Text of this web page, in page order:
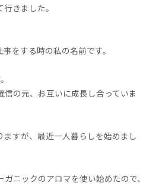
きました。
をする時の私の名前です。
の元、お互いに成長し合っていま
ますが、最近一人暮らしを始めまし
ニックのアロマを使い始めたので、